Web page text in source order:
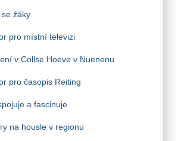
žáky
pro místní televizi
v Collse Hoeve v Nuenenu
pro časopis Reiting
a fascinuje
na housle v regionu